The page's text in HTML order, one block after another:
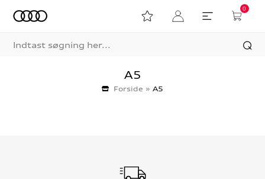
0
A5
Forside » A5